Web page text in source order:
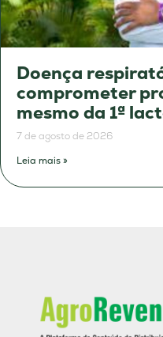
Doença
comprometer
mesmo da 1ª
7 de agosto de 2026
Leia mais »